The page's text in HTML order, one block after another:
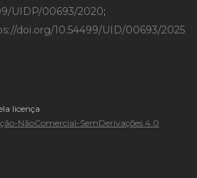
UIDP/00693/2020;
doi.org/10.54499/UID/00693/2025
licença
NãoComercial-SemDerivações 4.0